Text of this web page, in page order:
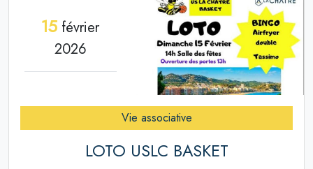
15 février
2026
Vie associative
LOTO USLC BASKET